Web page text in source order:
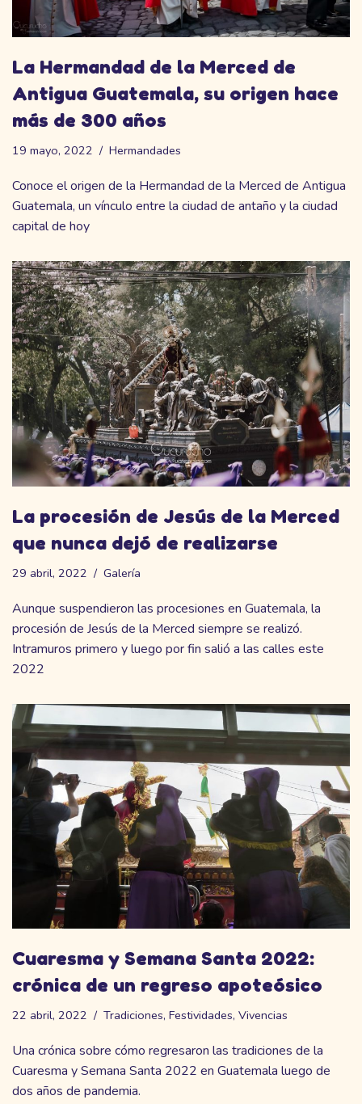
La Hermandad de la Merced de
Antigua Guatemala, su origen hace
más de 300 años
19 mayo, 2022 Hermandades
Conoce el origen de la Hermandad de la Merced de Antigua
Guatemala, un vínculo entre la ciudad de antaño y la ciudad
capital de hoy
La procesión de Jesús de la Merced
que nunca dejó de realizarse
29 abril, 2022 Galería
Aunque suspendieron las procesiones en Guatemala, la
procesión de Jesús de la Merced siempre se realizó.
Intramuros primero y luego por fin salió a las calles este
2022
Cuaresma y Semana Santa 2022:
crónica de un regreso apoteósico
22 abril, 2022 Tradiciones, Festividades, Vivencias
Una crónica sobre cómo regresaron las tradiciones de la
Cuaresma y Semana Santa 2022 en Guatemala luego de
dos años de pandemia.